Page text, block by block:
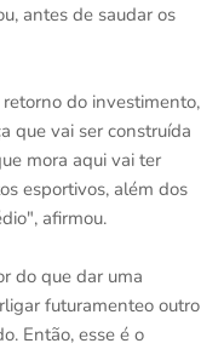
antes de saudar os
do investimento,
que vai ser construída
mora aqui vai ter
esportivos, além dos
afirmou.
do que dar uma
futuramenteo outro
Então, esse é o